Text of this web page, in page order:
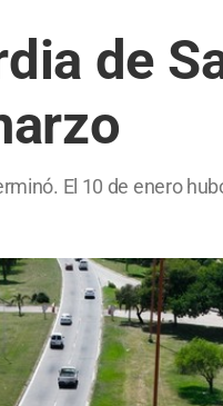
de
El 10 de enero